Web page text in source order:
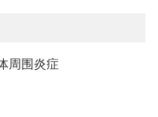
周围炎症